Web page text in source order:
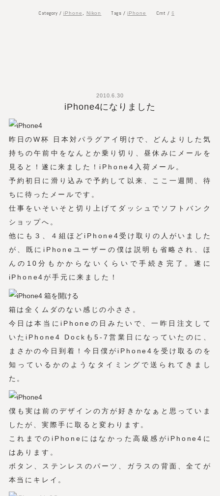
Category / iPhone Nikon Tags /iPhone Cmt / 6
2010.6.30
iPhone4になりました
昨日のW杯 日本対パラグアイ明けで、どんよりした気
持ちの午前中をなんとか乗り切り、昼休みにメールを
見ると！遂に来ました！iPhone4入荷メール。
予約初日に滑り込みで予約して以来、ここ一週間、待
ちに待ったメールです。
仕事をいそいそと切り上げてダッシュでソフトバンク
ショップへ。
他にも３、４組ほどiPhone4受け取りの人がいました
が、既にiPhoneユーザーの僕は説明も省略され、ほ
んの10分もかからないくらいで手続き完了。遂に
iPhone4が手元に来ました！
箱は全くムダのない感じの小ささ。
今日は本当にiPhoneの日みたいで、一昨日注文して
いたiPhone4 Dockも5-7営業日になっていたのに、
まさかの今日到着！今日僕がiPhone4を受け取るのを
知っているかのようなタイミングで送られてきまし
た。
僕も実は前のデザインの方が好きかなぁと思っていま
したが、実際手に取ると変わります。
これまでのiPhoneにはなかった高級感がiPhone4に
はあります。
ボタン、ステンレスのパーツ、ガラスの背面、全てが
本当にキレイ。